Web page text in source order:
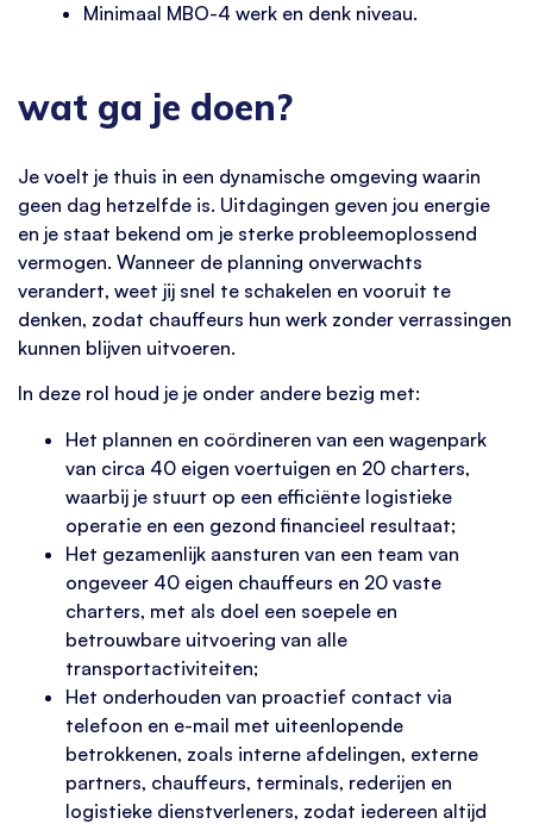
Minimaal MBO-4 werk en denk niveau.
wat ga je doen?
Je voelt je thuis in een dynamische omgeving waarin
geen dag hetzelfde is. Uitdagingen geven jou energie
en je staat bekend om je sterke probleemoplossend
vermogen. Wanneer de planning onverwachts
verandert, weet jij snel te schakelen en vooruit te
denken, zodat chauffeurs hun werk zonder verrassingen
kunnen blijven uitvoeren.
In deze rol houd je je onder andere bezig met:
Het plannen en coördineren van een wagenpark
van circa 40 eigen voertuigen en 20 charters,
waarbij je stuurt op een efficiënte logistieke
operatie en een gezond financieel resultaat;
Het gezamenlijk aansturen van een team van
ongeveer 40 eigen chauffeurs en 20 vaste
charters, met als doel een soepele en
betrouwbare uitvoering van alle
transportactiviteiten;
Het onderhouden van proactief contact via
telefoon en e-mail met uiteenlopende
betrokkenen, zoals interne afdelingen, externe
partners, chauffeurs, terminals, rederijen en
logistieke dienstverleners, zodat iedereen altijd